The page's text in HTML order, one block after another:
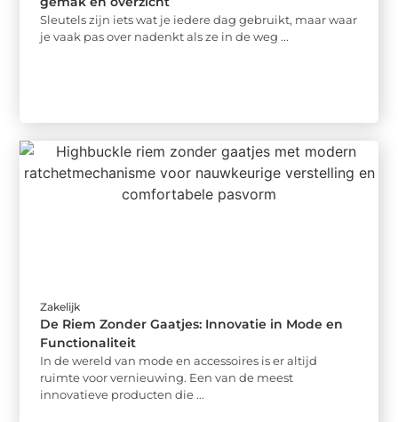
Sleutels zijn iets wat je iedere dag gebruikt, maar waar
je vaak pas over nadenkt als ze in de weg ...
Zakelijk
De Riem Zonder Gaatjes: Innovatie in Mode en
Functionaliteit
In de wereld van mode en accessoires is er altijd
ruimte voor vernieuwing. Een van de meest
innovatieve producten die ...